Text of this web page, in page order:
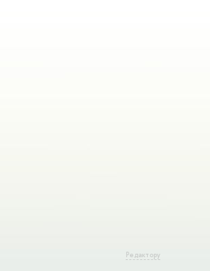
Редактору